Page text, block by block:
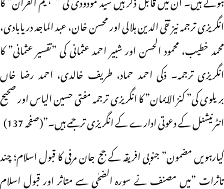
انگریزی ترجمہ نیز تقی الدین ہلالی اور محسن خان، عبد الماجد دریابادی،
محمد خطیب، محمود الحسن اور شبیر احمد عثمانی کی ”تفسیر عثمانی” کا
انگریزی ترجمہ۔ ذکی احمد حماد، طریف خالدی، احمد رضا خاں
بریلوی کی” کنز الایمان” کا انگریزی ترجمہ مفتی حسین الیاس اور صحیح
انٹرنیشنل کے دعوتی ادارے کے انگریزی ترجمے ہیں۔”(صفحہ 137)
گیارہویں مضمون” جنوبی افریقہ کے جج جان مرفی کا قبول اسلام؛ چند
تاثرات ”میں مصنف نے سورہ الضحٰی سے متاثر اور قبول اسلام